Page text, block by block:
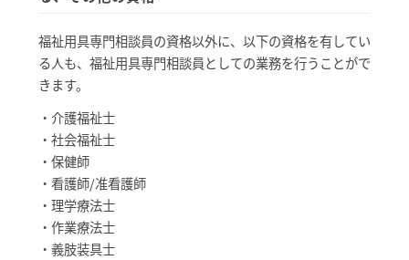
福祉用具専門相談員の資格以外に、以下の資格を有してい
る人も、福祉用具専門相談員としての業務を行うことがで
きます。
・介護福祉士
・社会福祉士
・保健師
・看護師/准看護師
・理学療法士
・作業療法士
・義肢装具士